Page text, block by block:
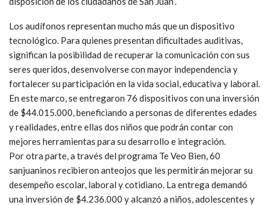
Los audífonos representan mucho más que un dispositivo
tecnológico. Para quienes presentan dificultades auditivas,
significan la posibilidad de recuperar la comunicación con sus
seres queridos, desenvolverse con mayor independencia y
fortalecer su participación en la vida social, educativa y laboral.
En este marco, se entregaron 76 dispositivos con una inversión
de $44.015.000, beneficiando a personas de diferentes edades
y realidades, entre ellas dos niños que podrán contar con
mejores herramientas para su desarrollo e integración.
Por otra parte, a través del programa Te Veo Bien, 60
sanjuaninos recibieron anteojos que les permitirán mejorar su
desempeño escolar, laboral y cotidiano. La entrega demandó
una inversión de $4.236.000 y alcanzó a niños, adolescentes y